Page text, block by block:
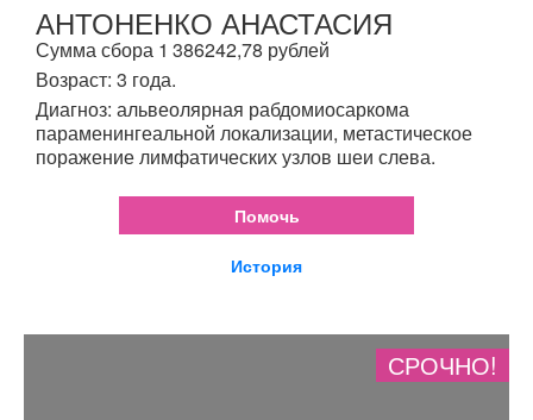
АНТОНЕНКО АНАСТАСИЯ
Сумма сбора 1 386242,78 рублей
Возраст: 3 года.
Диагноз: альвеолярная рабдомиосаркома
параменингеальной локализации, метастическое
поражение лимфатических узлов шеи слева.
Помочь
История
СРОЧНО!